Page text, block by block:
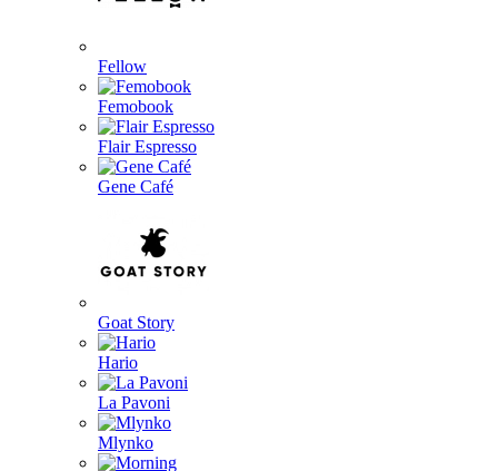
Fellow
Femobook
Flair Espresso
Gene Café
Goat Story
Hario
La Pavoni
Mlynko